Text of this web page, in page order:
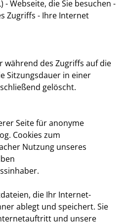
- Webseite, die Sie besuchen -
Zugriffs - Ihre Internet
während des Zugriffs auf die
Sitzungsdauer in einer
gelöscht.
Seite für anonyme
Cookies zum
Nutzung unseres
die Ihr Internet-
ablegt und speichert. Sie
und unsere